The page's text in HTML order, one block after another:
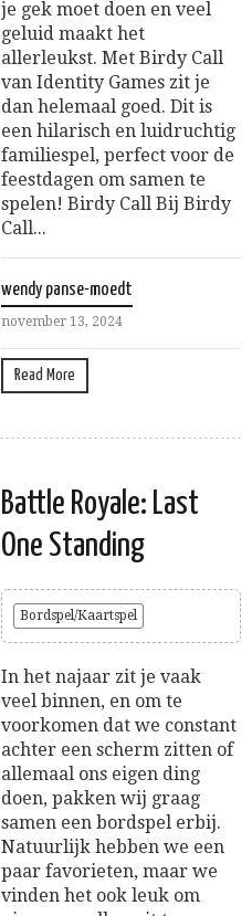
je gek moet doen en veel
geluid maakt het
allerleukst. Met Birdy Call
van Identity Games zit je
dan helemaal goed. Dit is
een hilarisch en luidruchtig
familiespel, perfect voor de
feestdagen om samen te
spelen! Birdy Call Bij Birdy
Call...
wendy panse-moedt
november 13, 2024
Read More
Battle Royale: Last
One Standing
Bordspel/Kaartspel
In het najaar zit je vaak
veel binnen, en om te
voorkomen dat we constant
achter een scherm zitten of
allemaal ons eigen ding
doen, pakken wij graag
samen een bordspel erbij.
Natuurlijk hebben we een
paar favorieten, maar we
vinden het ook leuk om